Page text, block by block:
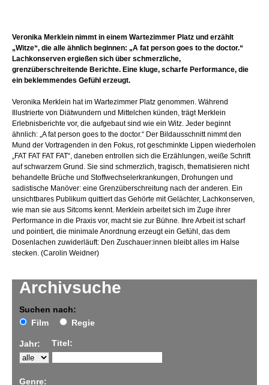
Archivsuche
Suchen nach:
Film
Regie
Jahr: Titel:
Genre:
Veronika Merklein nimmt in einem Wartezimmer Platz und erzählt
„Witze“, die alle ähnlich beginnen: „A fat person goes to the doctor.“
Lachkonserven ergießen sich über schmerzliche,
grenzüberschreitende Berichte. Eine kluge, scharfe Performance, die
ein beklemmendes Gefühl erzeugt.
Veronika Merklein hat im Wartezimmer Platz genommen. Während
Illustrierte von Diätwundern und Mittelchen künden, trägt Merklein
Erlebnisberichte vor, die aufgebaut sind wie ein Witz. Jeder beginnt
ähnlich: „A fat person goes to the doctor.“ Der Bildausschnitt nimmt den
Mund der Vortragenden in den Fokus, rot geschminkte Lippen wiederholen
„FAT FAT FAT FAT“, daneben entrollen sich die Erzählungen, weiße Schrift
auf schwarzem Grund. Sie sind schmerzlich, tragisch, thematisieren nicht
behandelte Brüche und Stoffwechselerkrankungen, Drohungen und
sadistische Manöver: eine Grenzüberschreitung nach der anderen. Ein
unsichtbares Publikum quittiert das Gehörte mit Gelächter, Lachkonserven,
wie man sie aus Sitcoms kennt. Merklein arbeitet sich im Zuge ihrer
Performance in die Praxis vor, macht sie zur Bühne. Ihre Arbeit ist scharf
und pointiert, die minimale Anordnung erzeugt ein Gefühl, das dem
Dosenlachen zuwiderläuft: Den Zuschauer:innen bleibt alles im Halse
stecken. (Carolin Weidner)